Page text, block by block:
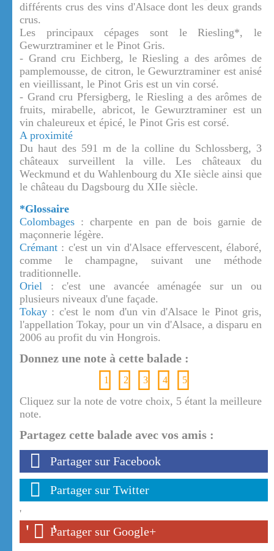
différents crus des vins d'Alsace dont les deux grands
crus.
Les principaux cépages sont le Riesling*, le
Gewurztraminer et le Pinot Gris.
- Grand cru Eichberg, le Riesling a des arômes de
pamplemousse, de citron, le Gewurztraminer est anisé
en vieillissant, le Pinot Gris est un vin corsé.
- Grand cru Pfersigberg, le Riesling a des arômes de
fruits, mirabelle, abricot, le Gewurztraminer est un
vin chaleureux et épicé, le Pinot Gris est corsé.
A proximité
Du haut des 591 m de la colline du Schlossberg, 3
châteaux surveillent la ville. Les châteaux du
Weckmund et du Wahlenbourg du XIe siècle ainsi que
le château du Dagsbourg du XIIe siècle.
*Glossaire
Colombages : charpente en pan de bois garnie de
maçonnerie légère.
Crémant : c'est un vin d'Alsace effervescent, élaboré,
comme le champagne, suivant une méthode
traditionnelle.
Oriel : c'est une avancée aménagée sur un ou
plusieurs niveaux d'une façade.
Tokay : c'est le nom d'un vin d'Alsace le Pinot gris,
l'appellation Tokay, pour un vin d'Alsace, a disparu en
2006 au profit du vin Hongrois.
Donnez une note à cette balade :
1 2 3 4 5
Cliquez sur la note de votre choix, 5 étant la meilleure
note.
Partagez cette balade avec vos amis :
Partager sur Facebook
Partager sur Twitter
'
' '
Partager sur Google+